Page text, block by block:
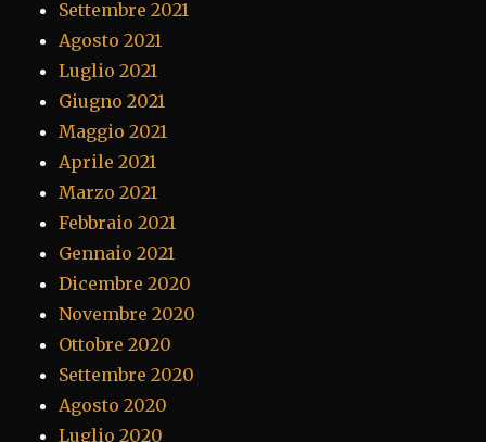
Settembre 2021
Agosto 2021
Luglio 2021
Giugno 2021
Maggio 2021
Aprile 2021
Marzo 2021
Febbraio 2021
Gennaio 2021
Dicembre 2020
Novembre 2020
Ottobre 2020
Settembre 2020
Agosto 2020
Luglio 2020